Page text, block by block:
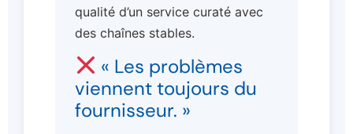
qualité d’un service curaté avec
des chaînes stables.
« Les problèmes
viennent toujours du
fournisseur. »